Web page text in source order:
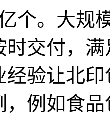
个。大规
时交付，
经验让北
，例如食